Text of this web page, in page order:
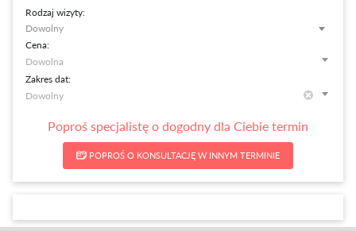
Rodzaj wizyty:
Dowolny
Cena:
Zakres dat:
Poproś specjalistę o dogodny dla Ciebie termin
POPROŚ O KONSULTACJĘ W INNYM TERMINIE